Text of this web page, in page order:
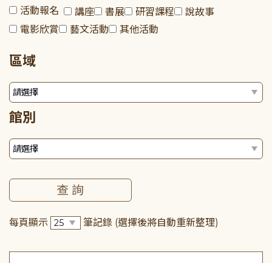
活動報名 講座 書展 研習課程
說故事
電影欣賞
藝文活動 其他活動
區域
館別
每頁顯示 筆記錄 (選擇後將自動重新整理)